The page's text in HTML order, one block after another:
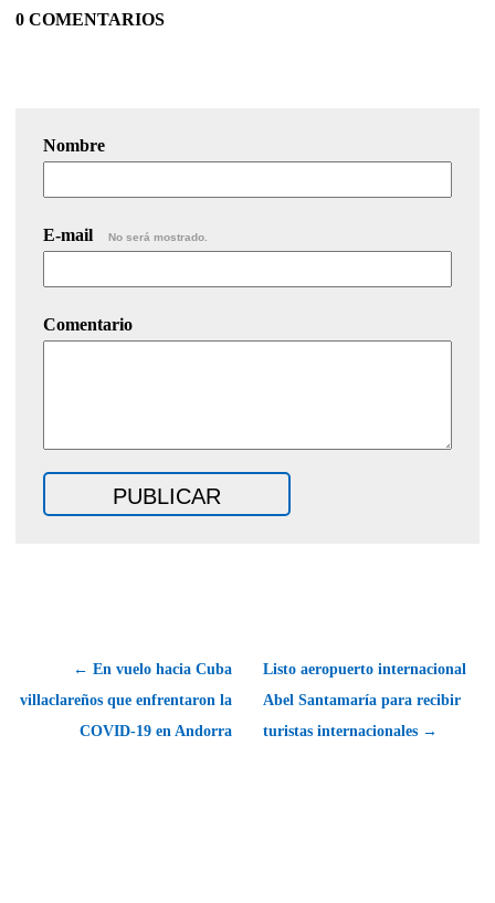
0 COMENTARIOS
Nombre
E-mail No será mostrado.
Comentario
← En vuelo hacia Cuba
villaclareños que enfrentaron la
COVID-19 en Andorra
Listo aeropuerto internacional
Abel Santamaría para recibir
turistas internacionales →